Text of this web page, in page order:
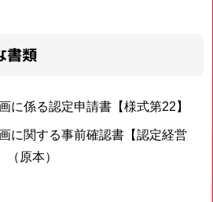
書類
に係る認定申請書【様式第22】
に関する事前確認書【認定経営
原本）